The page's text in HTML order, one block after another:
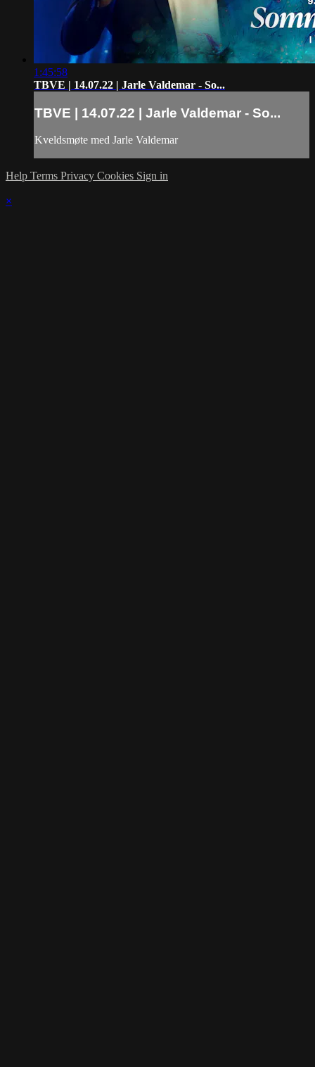
1:45:58
TBVE | 14.07.22 | Jarle Valdemar - So...
TBVE | 14.07.22 | Jarle Valdemar - So...
Kveldsmøte med Jarle Valdemar
Help Terms Privacy Cookies Sign in
×